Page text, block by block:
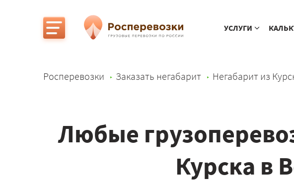
УСЛУГИ
Росперевозки Заказать негабарит Негабарит из
Любые
Курска в